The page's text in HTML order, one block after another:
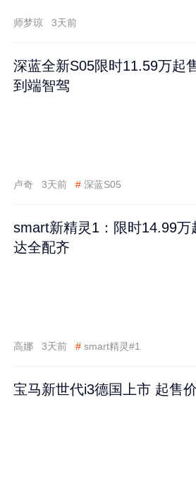
师梦琼 3天前
深蓝全新S05限时11.59万起
到端智驾
卢奇 3天前 # 深蓝S05
smart新精灵1：限时14.99万
达全配齐
高娜 3天前 # smart精灵#1
宝马新世代i3德国上市 起售